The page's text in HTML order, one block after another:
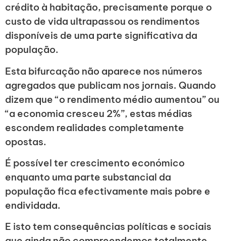
crédito à habitação, precisamente porque o
custo de vida ultrapassou os rendimentos
disponíveis de uma parte significativa da
população.
Esta bifurcação não aparece nos números
agregados que publicam nos jornais. Quando
dizem que “o rendimento médio aumentou” ou
“a economia cresceu 2%”, estas médias
escondem realidades completamente
opostas.
É possível ter crescimento económico
enquanto uma parte substancial da
população fica efectivamente mais pobre e
endividada.
E isto tem consequências políticas e sociais